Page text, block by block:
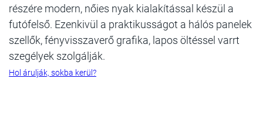
részére modern, nőies nyak kialakítással készül a
futófelső. Ezenkivül a praktikusságot a hálós panelek
szellők, fényvisszaverő grafika, lapos öltéssel varrt
szegélyek szolgálják.
Hol árulják, sokba kerül?